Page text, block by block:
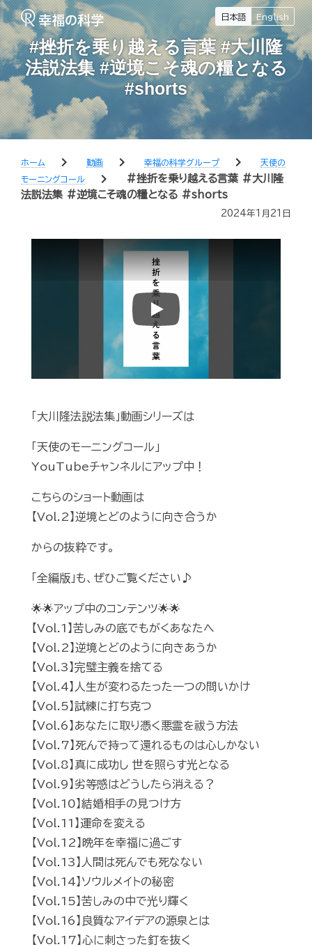
日本語 English
#挫折を乗り越える言葉 #大川隆
法説法集 #逆境こそ魂の糧となる
#shorts
ホーム chevron_right 動画 chevron_right 幸福の科学グループ chevron_right
天使の
モーニングコール
chevron_right
#挫折を乗り越える言葉 #大川隆
法説法集 #逆境こそ魂の糧となる #shorts
2024年1月21日
Play
「大川隆法説法集」動画シリーズは
「天使のモーニングコール」
YouTubeチャンネルにアップ中！
こちらのショート動画は
【Vol.2】逆境とどのように向き合うか
からの抜粋です。
「全編版」も、ぜひご覧ください♪
🌟🌟アップ中のコンテンツ🌟🌟
【Vol.1】苦しみの底でもがくあなたへ
【Vol.2】逆境とどのように向きあうか
【Vol.3】完璧主義を捨てる
【Vol.4】人生が変わるたった一つの問いかけ
【Vol.5】試練に打ち克つ
【Vol.6】あなたに取り憑く悪霊を祓う方法
【Vol.7】死んで持って還れるものは心しかない
【Vol.8】真に成功し 世を照らす光となる
【Vol.9】劣等感はどうしたら消える？
【Vol.10】結婚相手の見つけ方
【Vol.11】運命を変える
【Vol.12】晩年を幸福に過ごす
【Vol.13】人間は死んでも死なない
【Vol.14】ソウルメイトの秘密
【Vol.15】苦しみの中で光り輝く
【Vol.16】良質なアイデアの源泉とは
【Vol.17】心に刺さった釘を抜く